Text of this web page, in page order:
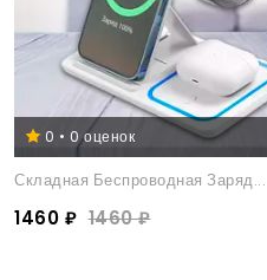
0 • 0 оценок
Складная Беспроводная Заряд...
1460 ₽ 1460 ₽